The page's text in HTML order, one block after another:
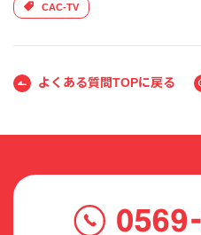
CAC-TV
よくある質問TOPに戻る